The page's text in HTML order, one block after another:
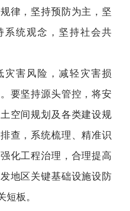
律，坚持预防为主，坚
系统观念，坚持社会共
灾害风险，减轻灾害损
要坚持源头管控，将安
空间规划及各类建设规
查，系统梳理、精准识
化工程治理，合理提高
地区关键基础设施设防
短板。